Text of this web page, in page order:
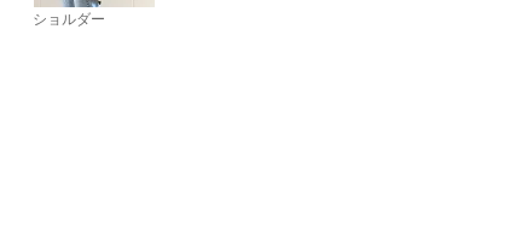
ショルダー